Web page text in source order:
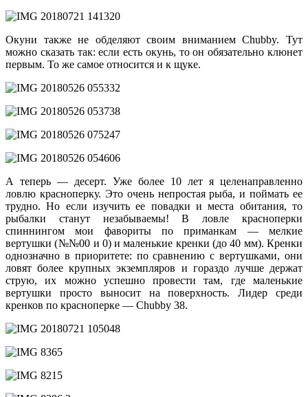
Окуни также не обделяют своим вниманием Chubby. Тут
можно сказать так: если есть окунь, то он обязательно клюнет
первым. То же самое относится и к щуке.
А теперь — десерт. Уже более 10 лет я целенаправленно
ловлю красноперку. Это очень непростая рыба, и поймать ее
трудно. Но если изучить ее повадки и места обитания, то
рыбалки станут незабываемы! В ловле красноперки
спиннингом мои фавориты по приманкам — мелкие
вертушки (№№00 и 0) и маленькие кренки (до 40 мм). Кренки
однозначно в приоритете: по сравнению с вертушками, они
ловят более крупных экземпляров и гораздо лучше держат
струю, их можно успешно провести там, где маленькие
вертушки просто выносит на поверхность. Лидер среди
кренков по красноперке — Chubby 38.